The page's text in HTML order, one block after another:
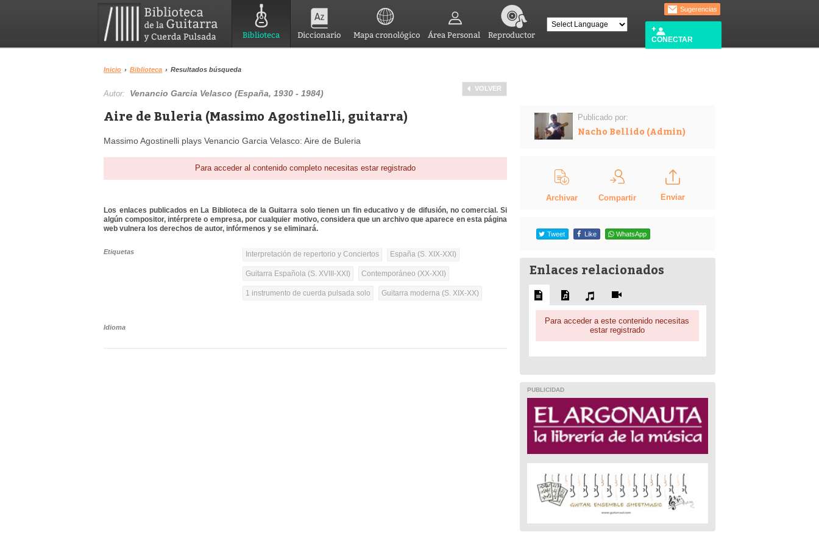
Biblioteca Diccionario Mapa cronológico Área Personal Reproductor
Sugerencias
CONECTAR
Inicio › Biblioteca › Resultados búsqueda
VOLVER
Autor: Venancio Garcia Velasco (España, 1930 - 1984)
Aire de Buleria (Massimo Agostinelli, guitarra)
Massimo Agostinelli plays Venancio Garcia Velasco: Aire de Buleria
Para acceder al contenido completo necesitas estar registrado
Los enlaces publicados en La Biblioteca de la Guitarra solo tienen un fin educativo y de difusión, no comercial. Si
algún compositor, intérprete o empresa, por cualquier motivo, considera que un archivo que aparece en esta página
web vulnera los derechos de autor, infórmenos y se eliminará.
Etiquetas Interpretación de repertorio y Conciertos España (S. XIX-XXI)
Guitarra Española (S. XVIII-XXI) Contemporáneo (XX-XXI)
1 instrumento de cuerda pulsada solo Guitarra moderna (S. XIX-XX)
Idioma
Publicado por:
Nacho Bellido (Admin)
Archivar Compartir Enviar
Tweet Like WhatsApp
Enlaces relacionados
Para acceder a este contenido necesitas
estar registrado
PUBLICIDAD